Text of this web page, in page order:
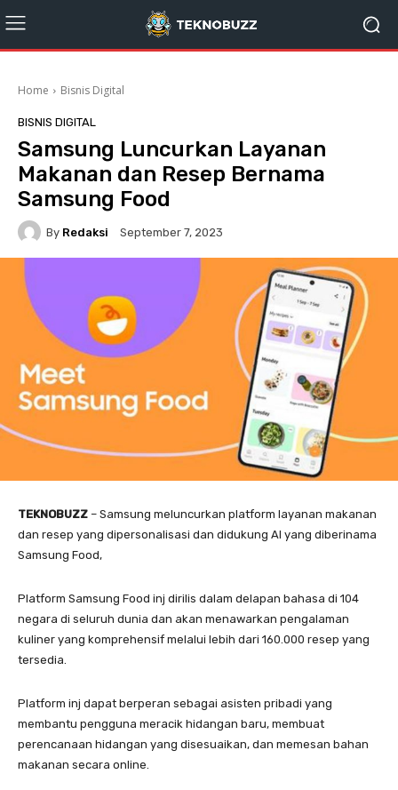
Home Bisnis Digital
BISNIS DIGITAL
Samsung Luncurkan Layanan
Makanan dan Resep Bernama
Samsung Food
By Redaksi September 7, 2023
TEKNOBUZZ – Samsung meluncurkan platform layanan makanan
dan resep yang dipersonalisasi dan didukung AI yang diberinama
Samsung Food,
Platform Samsung Food inj dirilis dalam delapan bahasa di 104
negara di seluruh dunia dan akan menawarkan pengalaman
kuliner yang komprehensif melalui lebih dari 160.000 resep yang
tersedia.
Platform inj dapat berperan sebagai asisten pribadi yang
membantu pengguna meracik hidangan baru, membuat
perencanaan hidangan yang disesuaikan, dan memesan bahan
makanan secara online.